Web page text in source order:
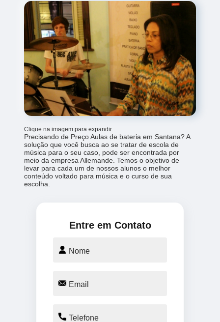
Clique na imagem para expandir
Precisando de Preço Aulas de bateria em Santana? A
solução que você busca ao se tratar de escola de
música para o seu caso, pode ser encontrada por
meio da empresa Allemande. Temos o objetivo de
levar para cada um de nossos alunos o melhor
conteúdo voltado para música e o curso de sua
escolha.
Entre em Contato